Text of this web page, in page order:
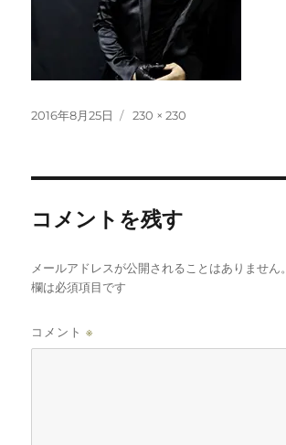
投
2016年8月25日
フ
230 × 230
コメントを残す
メールアドレスが公開されることはありません。
欄は必須項目です
コメント※